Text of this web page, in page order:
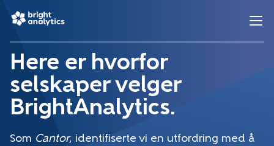
Here er hvorfor
selskaper velger
BrightAnalytics.
Som Cantor, identifiserte vi en utfordring med å